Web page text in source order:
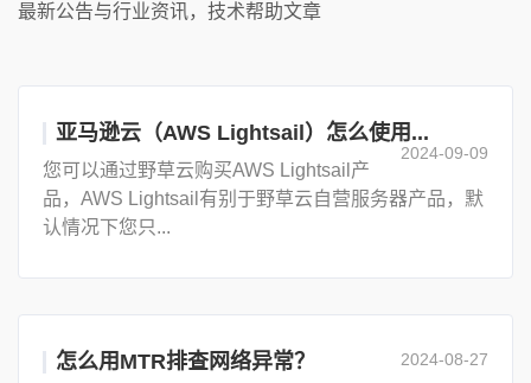
最新公告与行业资讯，技术帮助文章
亚马逊云（AWS Lightsail）怎么使用...
2024-09-09
您可以通过野草云购买AWS Lightsail产
品，AWS Lightsail有别于野草云自营服务器产品，默
认情况下您只...
怎么用MTR排查网络异常？ 2024-08-27